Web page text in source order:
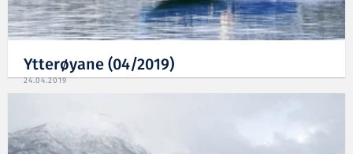
Ytterøyane (04/2019)
24.04.2019